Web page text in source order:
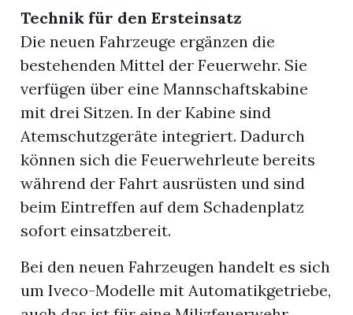
Technik für den Ersteinsatz
Die neuen Fahrzeuge ergänzen die
bestehenden Mittel der Feuerwehr. Sie
verfügen über eine Mannschaftskabine
mit drei Sitzen. In der Kabine sind
Atemschutzgeräte integriert. Dadurch
können sich die Feuerwehrleute bereits
während der Fahrt ausrüsten und sind
beim Eintreffen auf dem Schadenplatz
sofort einsatzbereit.
Bei den neuen Fahrzeugen handelt es sich
um Iveco-Modelle mit Automatikgetriebe,